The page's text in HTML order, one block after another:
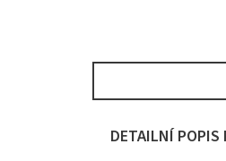
DETAILNÍ POPIS